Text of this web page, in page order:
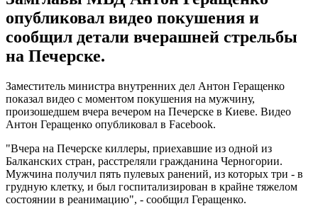
опубликовал видео покушения и
сообщил детали вчерашней стрельбы
на Печерске.
Заместитель министра внутренних дел Антон Геращенко
показал видео с моментом покушения на мужчину,
произошедшем вчера вечером на Печерске в Киеве. Видео
Антон Геращенко опубликовал в Facebook.
"Вчера на Печерске киллеры, приехавшие из одной из
Балканских стран, расстреляли гражданина Черногории.
Мужчина получил пять пулевых ранений, из которых три - в
грудную клетку, и был госпитализирован в крайне тяжелом
состоянии в реанимацию", - сообщил Геращенко.